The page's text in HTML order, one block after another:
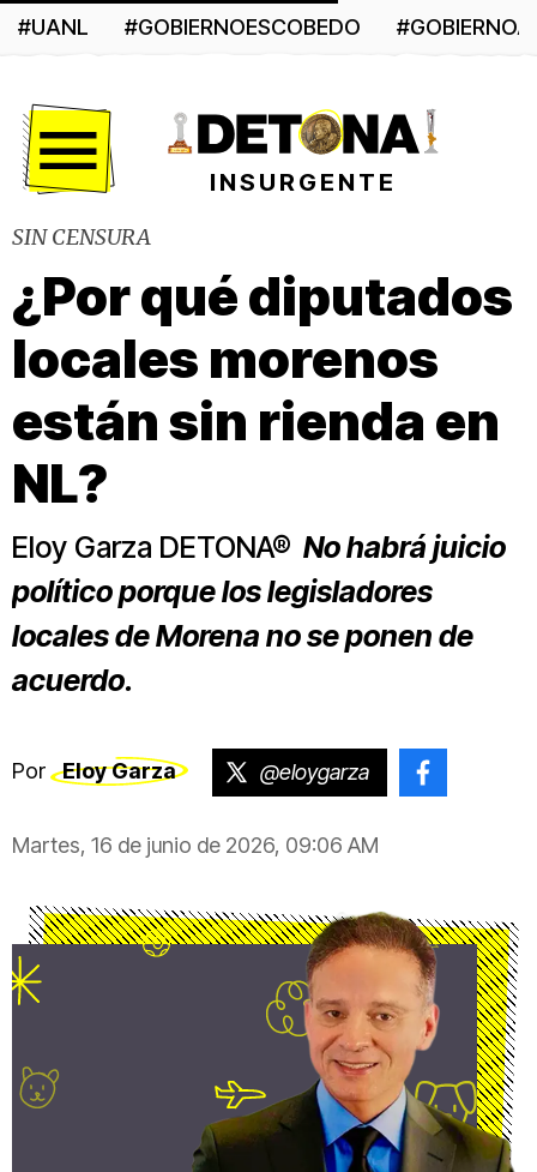
#UANL #GOBIERNOESCOBEDO
INSURGENTE
SIN CENSURA
¿Por qué diputados
locales morenos
están sin rienda en
NL?
Eloy Garza DETONA® No habrá juicio
político porque los legisladores
locales de Morena no se ponen de
acuerdo.
Por Eloy Garza @eloygarza
Martes, 16 de junio de 2026, 09:06 AM